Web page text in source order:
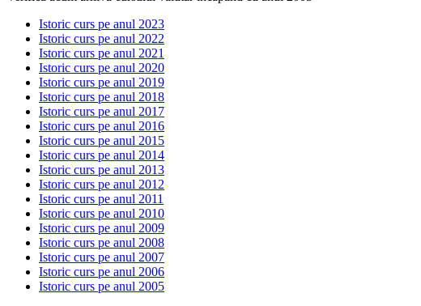
Istoric curs pe anul 2023
Istoric curs pe anul 2022
Istoric curs pe anul 2021
Istoric curs pe anul 2020
Istoric curs pe anul 2019
Istoric curs pe anul 2018
Istoric curs pe anul 2017
Istoric curs pe anul 2016
Istoric curs pe anul 2015
Istoric curs pe anul 2014
Istoric curs pe anul 2013
Istoric curs pe anul 2012
Istoric curs pe anul 2011
Istoric curs pe anul 2010
Istoric curs pe anul 2009
Istoric curs pe anul 2008
Istoric curs pe anul 2007
Istoric curs pe anul 2006
Istoric curs pe anul 2005